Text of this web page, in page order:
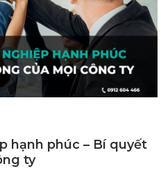
hạnh phúc – Bí quyết
ty